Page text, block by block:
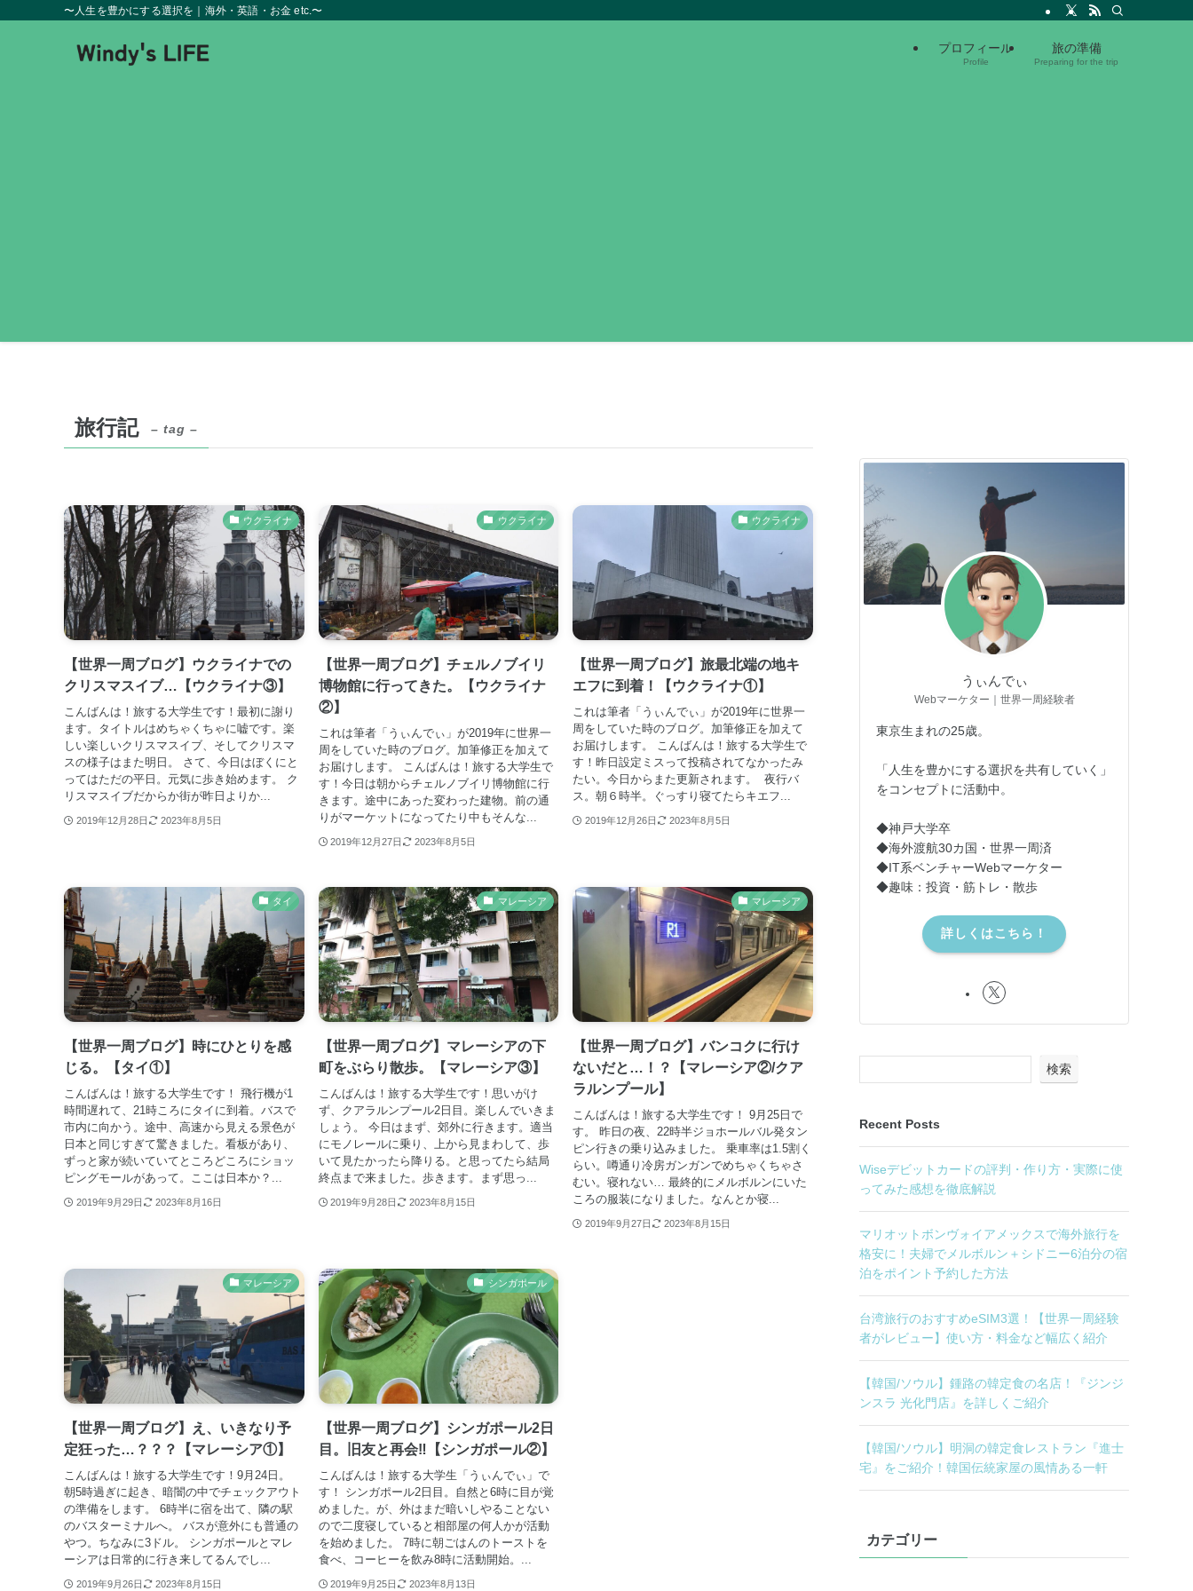
〜人生を豊かにする選択を｜海外・英語・お金 etc.〜
プロフィール
Profile
旅の準備
Preparing for the trip
旅行記 – tag –
ウクライナ
【世界一周ブログ】ウクライナでの
クリスマスイブ…【ウクライナ③】
こんばんは！旅する大学生です！最初に謝り
ます。タイトルはめちゃくちゃに嘘です。楽
しい楽しいクリスマスイブ、そしてクリスマ
スの様子はまた明日。 さて、今日はぼくにと
ってはただの平日。元気に歩き始めます。 ク
リスマスイブだからか街が昨日よりか...
2019年12月28日 2023年8月5日
ウクライナ
【世界一周ブログ】チェルノブイリ
博物館に行ってきた。【ウクライナ
②】
これは筆者「うぃんでぃ」が2019年に世界一
周をしていた時のブログ。加筆修正を加えて
お届けします。 こんばんは！旅する大学生で
す！今日は朝からチェルノブイリ博物館に行
きます。途中にあった変わった建物。前の通
りがマーケットになってたり中もそんな...
2019年12月27日 2023年8月5日
ウクライナ
【世界一周ブログ】旅最北端の地キ
エフに到着！【ウクライナ①】
これは筆者「うぃんでぃ」が2019年に世界一
周をしていた時のブログ。加筆修正を加えて
お届けします。 こんばんは！旅する大学生で
す！昨日設定ミスって投稿されてなかったみ
たい。今日からまた更新されます。 夜行バ
ス。朝６時半。ぐっすり寝てたらキエフ...
2019年12月26日 2023年8月5日
タイ
【世界一周ブログ】時にひとりを感
じる。【タイ①】
こんばんは！旅する大学生です！ 飛行機が1
時間遅れて、21時ころにタイに到着。バスで
市内に向かう。途中、高速から見える景色が
日本と同じすぎて驚きました。看板があり、
ずっと家が続いていてところどころにショッ
ピングモールがあって。ここは日本か？...
2019年9月29日 2023年8月16日
マレーシア
【世界一周ブログ】マレーシアの下
町をぶらり散歩。【マレーシア③】
こんばんは！旅する大学生です！思いがけ
ず、クアラルンプール2日目。楽しんでいきま
しょう。 今日はまず、郊外に行きます。適当
にモノレールに乗り、上から見まわして、歩
いて見たかったら降りる。と思ってたら結局
終点まで来ました。歩きます。まず思っ...
2019年9月28日 2023年8月15日
マレーシア
【世界一周ブログ】バンコクに行け
ないだと…！？【マレーシア②/クア
ラルンプール】
こんばんは！旅する大学生です！ 9月25日で
す。 昨日の夜、22時半ジョホールバル発タン
ピン行きの乗り込みました。 乗車率は1.5割く
らい。噂通り冷房ガンガンでめちゃくちゃさ
むい。寝れない… 最終的にメルボルンにいた
ころの服装になりました。なんとか寝...
2019年9月27日 2023年8月15日
マレーシア
【世界一周ブログ】え、いきなり予
定狂った…？？？【マレーシア①】
こんばんは！旅する大学生です！9月24日。
朝5時過ぎに起き、暗闇の中でチェックアウト
の準備をします。 6時半に宿を出て、隣の駅
のバスターミナルへ。 バスが意外にも普通の
やつ。ちなみに3ドル。 シンガポールとマレ
ーシアは日常的に行き来してるんでし...
2019年9月26日 2023年8月15日
シンガポール
【世界一周ブログ】シンガポール2日
目。旧友と再会‼【シンガポール②】
こんばんは！旅する大学生「うぃんでぃ」で
す！ シンガポール2日目。自然と6時に目が覚
めました。が、外はまだ暗いしやることない
ので二度寝していると相部屋の何人かが活動
を始めました。 7時に朝ごはんのトーストを
食べ、コーヒーを飲み8時に活動開始。...
2019年9月25日 2023年8月13日
うぃんでぃ
Webマーケター｜世界一周経験者
東京生まれの25歳。
「人生を豊かにする選択を共有していく」
をコンセプトに活動中。
◆神戸大学卒
◆海外渡航30カ国・世界一周済
◆IT系ベンチャーWebマーケター
◆趣味：投資・筋トレ・散歩
詳しくはこちら！
検索
Recent Posts
Wiseデビットカードの評判・作り方・実際に使
ってみた感想を徹底解説
マリオットボンヴォイアメックスで海外旅行を
格安に！夫婦でメルボルン＋シドニー6泊分の宿
泊をポイント予約した方法
台湾旅行のおすすめeSIM3選！【世界一周経験
者がレビュー】使い方・料金など幅広く紹介
【韓国/ソウル】鍾路の韓定食の名店！『ジンジ
ンスラ 光化門店』を詳しくご紹介
【韓国/ソウル】明洞の韓定食レストラン『進士
宅』をご紹介！韓国伝統家屋の風情ある一軒
カテゴリー